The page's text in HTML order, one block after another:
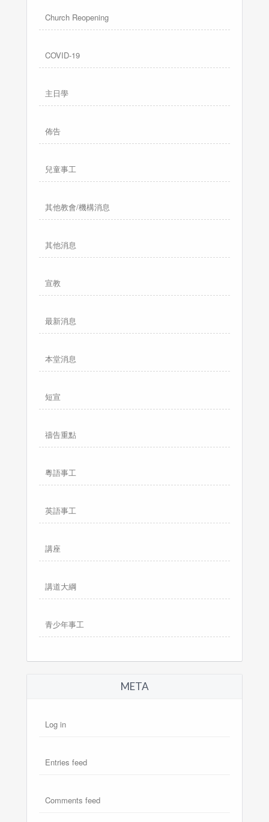
Church Reopening
COVID-19
主日學
佈告
兒童事工
其他教會/機構消息
其他消息
宣教
最新消息
本堂消息
短宣
禱告重點
粵語事工
英語事工
講座
講道大綱
青少年事工
META
Log in
Entries feed
Comments feed